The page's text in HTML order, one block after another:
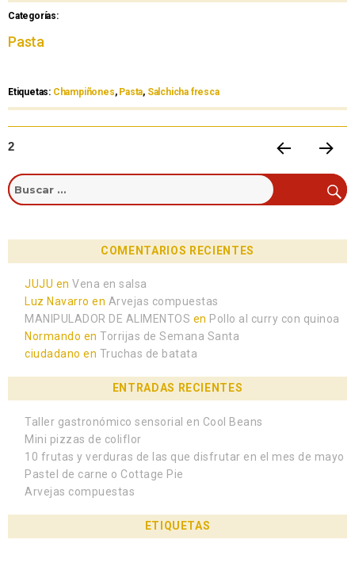
Categorías:
Pasta
Etiquetas: Champiñones, Pasta, Salchicha fresca
PÁGIN
A
ANTE
2
PRÓXI
PÁGIN
COMENTARIOS RECIENTES
JUJU enVena en salsa
Luz Navarro en Arvejas compuestas
MANIPULADOR DE ALIMENTOS en Pollo al curry con quinoa
Normando enTorrijas de Semana Santa
ciudadano en Truchas de batata
ENTRADAS RECIENTES
Taller gastronómico sensorial en Cool Beans
Mini pizzas de coliflor
10 frutas y verduras de las que disfrutar en el mes de mayo
Pastel de carne o Cottage Pie
Arvejas compuestas
ETIQUETAS